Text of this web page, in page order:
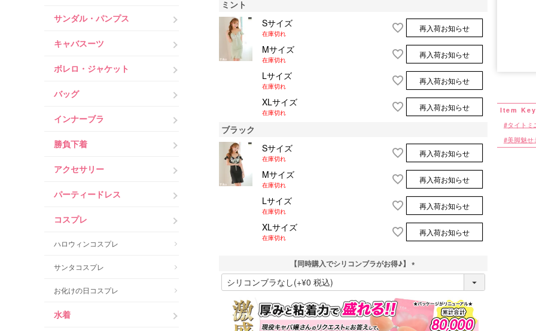
サンダル・パンプス
キャバスーツ
ボレロ・ジャケット
バッグ
インナーブラ
勝負下着
アクセサリー
パーティードレス
コスプレ
ハロウィンコスプレ
サンタコスプレ
お化けの日コスプレ
水着
ミント
Sサイズ
在庫切れ
再入荷お知らせ
Mサイズ
在庫切れ
再入荷お知らせ
Lサイズ
在庫切れ
再入荷お知らせ
XLサイズ
在庫切れ
再入荷お知らせ
ブラック
Sサイズ
在庫切れ
再入荷お知らせ
Mサイズ
在庫切れ
再入荷お知らせ
Lサイズ
在庫切れ
再入荷お知らせ
XLサイズ
在庫切れ
再入荷お知らせ
【同時購入でシリコンブラがお得♪】
(
必
須
)
タイトミ
美脚魅せ